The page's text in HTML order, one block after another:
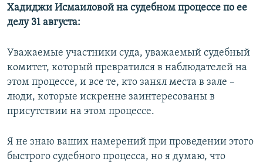
Хадиджи Исмаиловой на судебном процессе по ее
делу 31 августа:
Уважаемые участники суда, уважаемый судебный
комитет, который превратился в наблюдателей на
этом процессе, и все те, кто занял места в зале –
люди, которые искренне заинтересованы в
присутствии на этом процессе.
Я не знаю ваших намерений при проведении этого
быстрого судебного процесса, но я думаю, что